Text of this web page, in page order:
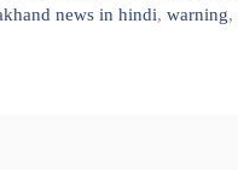
news in hindi, warning,